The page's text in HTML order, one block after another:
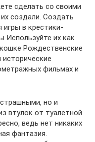
сделать со своими
создали. Создать
в крестики-
Используйте их как
Рождественские
фильмах и
но и
втулок от туалетной
ведь нет никаких
фантазия.